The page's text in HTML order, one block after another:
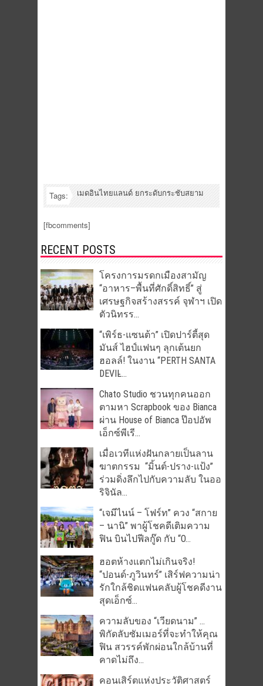
Tags: เมดอินไทยแลนด์ ยกระดับกระชับสยาม
[fbcomments]
RECENT POSTS
โครงการมรดกเมืองสามัญ
“อาหาร–พื้นที่ศักดิ์สิทธิ์” สู่
เศรษฐกิจสร้างสรรค์ จุฬาฯ เปิด
ตัวนิทรร...
“เพิร์ธ-แซนต้า” เปิดปาร์ตี้สุด
มันส์ ไฮป์แฟนๆ ลุกเต้นยก
ฮอลล์! ในงาน “PERTH SANTA
DEVIL̵...
Chato Studio ชวนทุกคนออก
ตามหา Scrapbook ของ Bianca
ผ่าน House of Bianca ป๊อปอัพ
เอ็กซ์พีเรี...
เมื่อเวทีแห่งฝันกลายเป็นลาน
ฆาตกรรม “มิ้นต์-ปราง-แป้ง”
ร่วมดิ่งลึกไปกับความลับ ในออ
ริจินัล...
“เจมีไนน์ – โฟร์ท” ควง “สกาย
– นานิ” พาผู้โชคดีเติมความ
ฟิน บินไปฟีลกู๊ด กับ “O...
ฮอตห้างแตกไม่เกินจริง!
“ปอนด์-ภูวินทร์” เสิร์ฟความน่า
รักใกล้ชิดแฟนคลับผู้โชคดีงาน
สุดเอ็กซ์...
ความลับของ “เวียดนาม” …
พิกัดลับซัมเมอร์ที่จะทำให้คุณ
ฟิน สวรรค์พักผ่อนใกล้บ้านที่
คาดไม่ถึง...
คอนเสิร์ตแห่งประวัติศาสตร์